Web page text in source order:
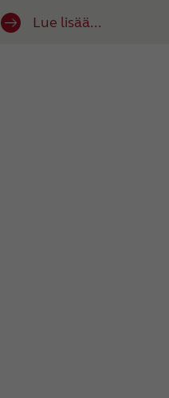
Lue lisää...